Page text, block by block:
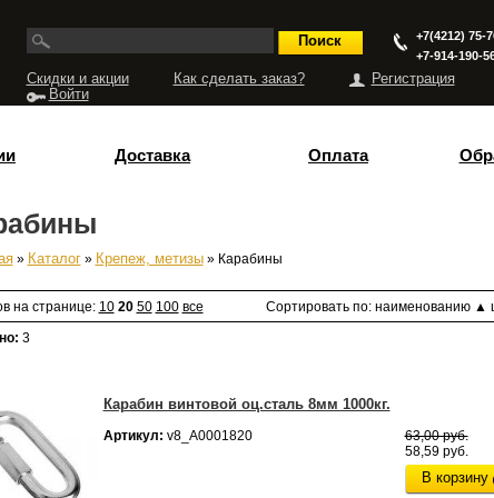
+7(4212) 75-
+7-914-190-
Скидки и акции Как сделать заказ?
Регистрация
Войти
Доставка Оплата
» Каталог» Крепеж, метизы» Карабины
на странице: 10 20 50 100 все Сортировать по: наименованию ▲
3
Карабин винтовой оц.сталь 8мм 1000кг.
Артикул: v8_А0001820
63,00 руб.
58,59 руб.
В корзину